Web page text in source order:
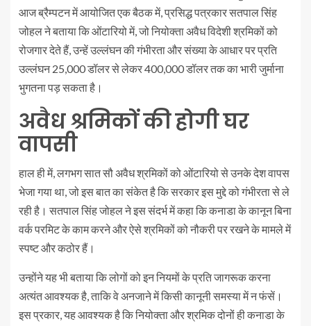
आज ब्रैम्पटन में आयोजित एक बैठक में, प्रसिद्ध पत्रकार सतपाल सिंह
जोहल ने बताया कि ओंटारियो में, जो नियोक्ता अवैध विदेशी श्रमिकों को
रोजगार देते हैं, उन्हें उल्लंघन की गंभीरता और संख्या के आधार पर प्रति
उल्लंघन 25,000 डॉलर से लेकर 400,000 डॉलर तक का भारी जुर्माना
भुगतना पड़ सकता है।
अवैध श्रमिकों की होगी घर
वापसी
हाल ही में, लगभग सात सौ अवैध श्रमिकों को ओंटारियो से उनके देश वापस
भेजा गया था, जो इस बात का संकेत है कि सरकार इस मुद्दे को गंभीरता से ले
रही है। सतपाल सिंह जोहल ने इस संदर्भ में कहा कि कनाडा के कानून बिना
वर्क परमिट के काम करने और ऐसे श्रमिकों को नौकरी पर रखने के मामले में
स्पष्ट और कठोर हैं।
उन्होंने यह भी बताया कि लोगों को इन नियमों के प्रति जागरूक करना
अत्यंत आवश्यक है, ताकि वे अनजाने में किसी कानूनी समस्या में न फंसें।
इस प्रकार, यह आवश्यक है कि नियोक्ता और श्रमिक दोनों ही कनाडा के